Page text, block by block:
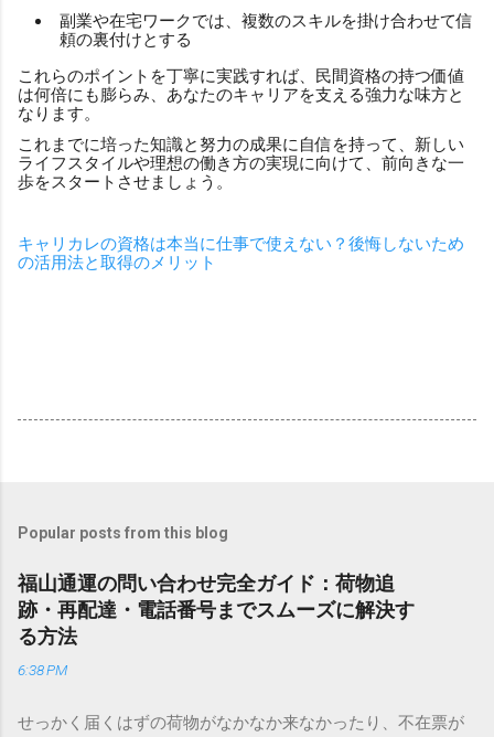
副業や在宅ワークでは、複数のスキルを掛け合わせて信
頼の裏付けとする
これらのポイントを丁寧に実践すれば、民間資格の持つ価値
は何倍にも膨らみ、あなたのキャリアを支える強力な味方と
なります。
これまでに培った知識と努力の成果に自信を持って、新しい
ライフスタイルや理想の働き方の実現に向けて、前向きな一
歩をスタートさせましょう。
キャリカレの資格は本当に仕事で使えない？後悔しないため
の活用法と取得のメリット
Popular posts from this blog
福山通運の問い合わせ完全ガイド：荷物追
跡・再配達・電話番号までスムーズに解決す
る方法
6:38 PM
せっかく届くはずの荷物がなかなか来なかったり、不在票が